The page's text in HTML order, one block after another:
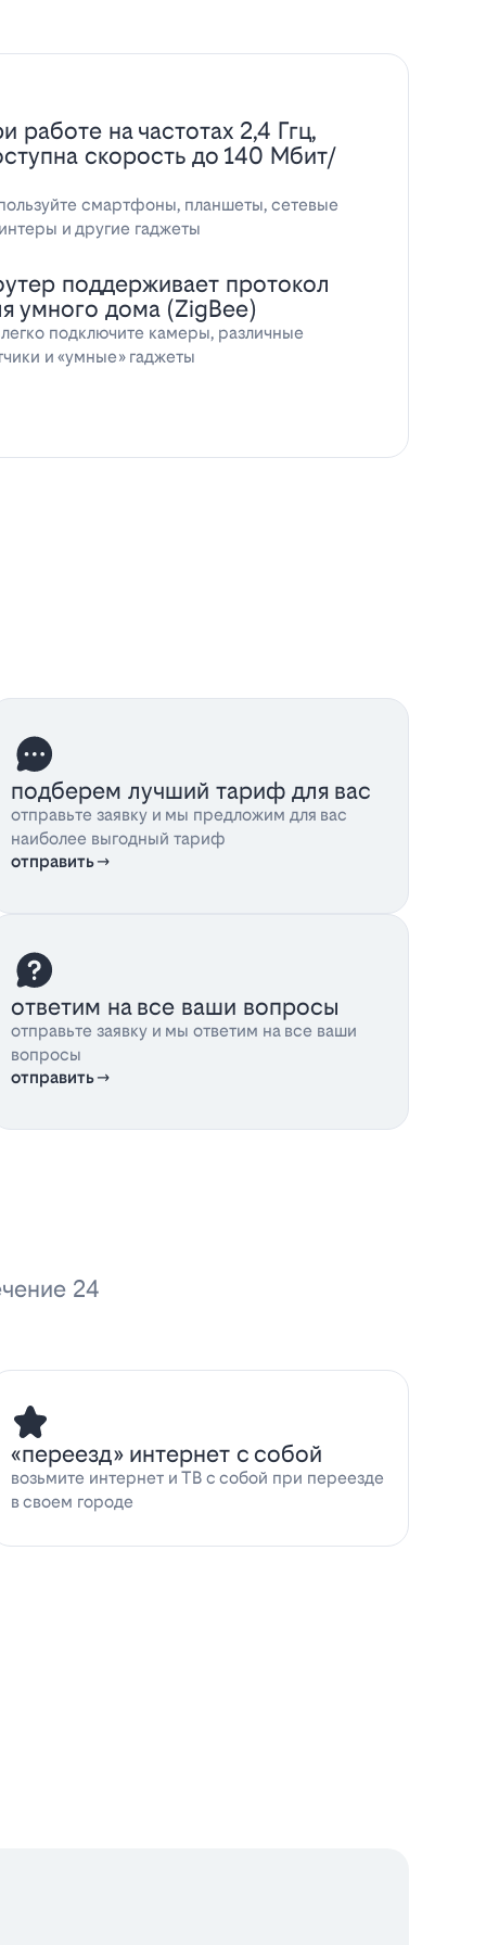
работе на частотах 2,4 Ггц,
скорость до 140 Мбит/
смартфоны, планшеты, сетевые
и другие гаджеты
поддерживает протокол
умного дома (ZigBee)
подключите камеры, различные
и «умные» гаджеты
подберем лучший тариф для вас
отправьте заявку и мы предложим для вас
наиболее выгодный тариф
отправить
ответим на все ваши вопросы
отправьте заявку и мы ответим на все ваши
вопросы
отправить
24
«переезд» интернет с собой
возьмите интернет и ТВ с собой при переезде
в своем городе